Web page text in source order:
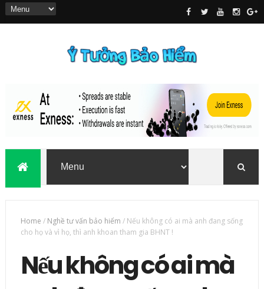
Home / Nghề tư vấn bảo hiểm / Nếu không có ai mà anh đang sống
cho họ và vì họ, thì anh khoan tham gia BHNT !
Nếu không có ai mà